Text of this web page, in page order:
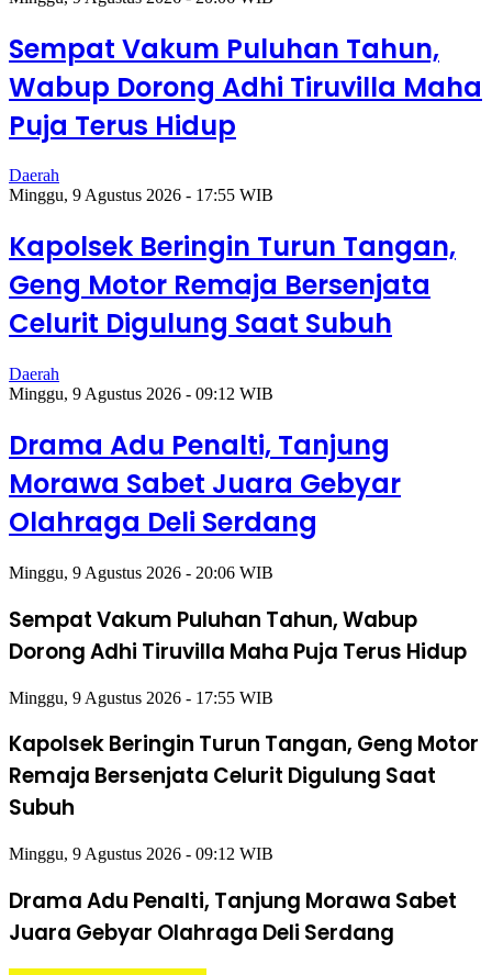
Sempat Vakum Puluhan Tahun,
Wabup Dorong Adhi Tiruvilla Maha
Puja Terus Hidup
Daerah
Minggu, 9 Agustus 2026 - 17:55 WIB
Kapolsek Beringin Turun Tangan,
Geng Motor Remaja Bersenjata
Celurit Digulung Saat Subuh
Daerah
Minggu, 9 Agustus 2026 - 09:12 WIB
Drama Adu Penalti, Tanjung
Morawa Sabet Juara Gebyar
Olahraga Deli Serdang
Minggu, 9 Agustus 2026 - 20:06 WIB
Sempat Vakum Puluhan Tahun, Wabup
Dorong Adhi Tiruvilla Maha Puja Terus Hidup
Minggu, 9 Agustus 2026 - 17:55 WIB
Kapolsek Beringin Turun Tangan, Geng Motor
Remaja Bersenjata Celurit Digulung Saat
Subuh
Minggu, 9 Agustus 2026 - 09:12 WIB
Drama Adu Penalti, Tanjung Morawa Sabet
Juara Gebyar Olahraga Deli Serdang